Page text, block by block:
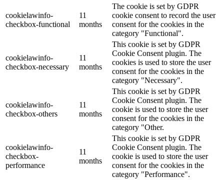
cookielawinfo-
checkbox-functional
11
months
The cookie is set by GDPR
cookie consent to record the user
consent for the cookies in the
category "Functional".
cookielawinfo-
checkbox-necessary
11
months
This cookie is set by GDPR
Cookie Consent plugin. The
cookies is used to store the user
consent for the cookies in the
category "Necessary".
cookielawinfo-
checkbox-others
11
months
This cookie is set by GDPR
Cookie Consent plugin. The
cookie is used to store the user
consent for the cookies in the
category "Other.
cookielawinfo-
checkbox-
performance
11
months
This cookie is set by GDPR
Cookie Consent plugin. The
cookie is used to store the user
consent for the cookies in the
category "Performance".